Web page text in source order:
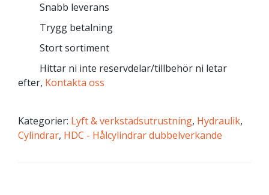
Snabb leverans
Trygg betalning
Stort sortiment
Hittar ni inte reservdelar/tillbehör ni letar
efter, Kontakta oss
Kategorier: Lyft & verkstadsutrustning, Hydraulik,
Cylindrar, HDC - Hålcylindrar dubbelverkande